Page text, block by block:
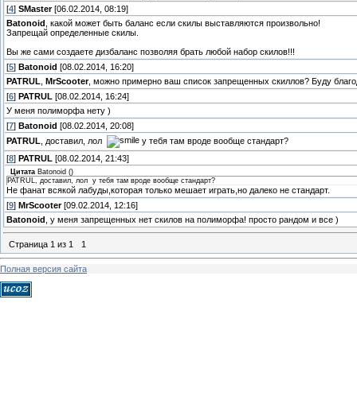
[4] SMaster[06.02.2014, 08:19]
Batonoid
, какой может быть баланс если скилы выставляются произвольно!
Запрещай определенные скилы.
Вы же сами создаете дизбаланс позволяя брать любой набор скилов!!!
[5] Batonoid [08.02.2014, 16:20]
PATRUL
MrScooter, можно примерно ваш список запрещенных скиллов? Буду
[6] PATRUL [08.02.2014, 16:24]
У меня полиморфа нету )
[7] Batonoid [08.02.2014, 20:08]
PATRUL , доставил, лол
у тебя там вроде вообще стандарт?
[8] PATRUL [08.02.2014, 21:43]
Цитата Batonoid ()
PATRUL, доставил, лол у тебя там вроде вообще стандарт?
Не фанат всякой лабуды,которая только мешает играть,но далеко не стандарт.
[9] MrScooter[09.02.2014, 12:16]
Batonoid
, у меня запрещенных нет скилов на полиморфа! просто рандом и все )
Страница 1 из 1 1
Полная версия сайта